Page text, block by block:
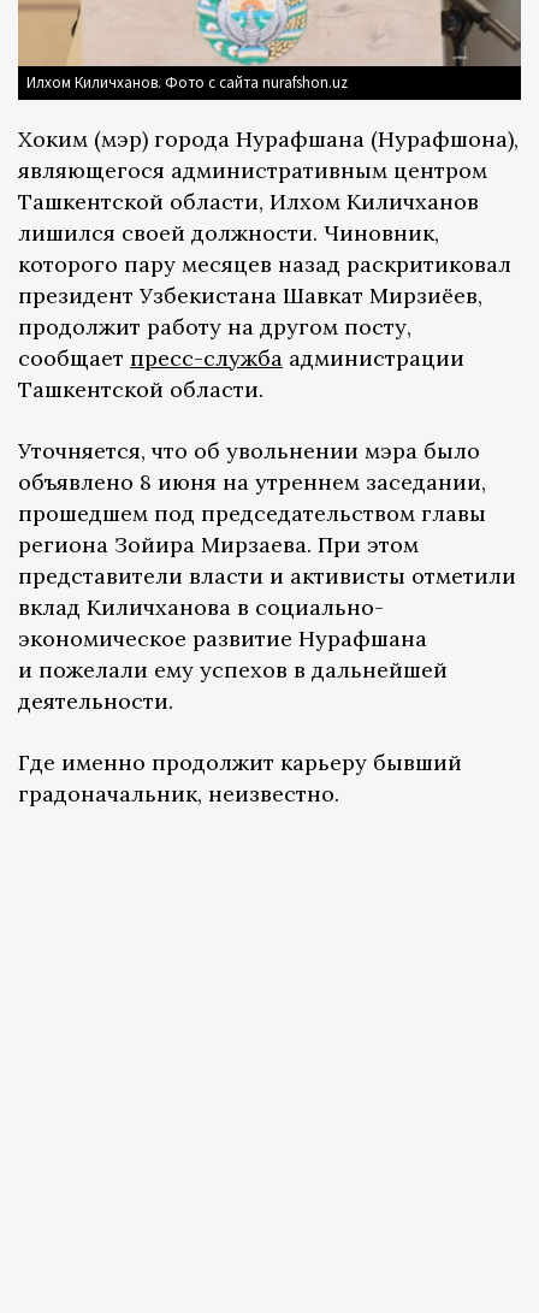
Илхом Киличханов. Фото с сайта nurafshon.uz
Хоким (мэр) города Нурафшана (Нурафшона),
являющегося административным центром
Ташкентской области, Илхом Киличханов
лишился своей должности. Чиновник,
которого пару месяцев назад раскритиковал
президент Узбекистана Шавкат Мирзиёев,
продолжит работу на другом посту,
сообщает пресс-служба администрации
Ташкентской области.
Уточняется, что об увольнении мэра было
объявлено 8 июня на утреннем заседании,
прошедшем под председательством главы
региона Зойира Мирзаева. При этом
представители власти и активисты отметили
вклад Киличханова в социально-
экономическое развитие Нурафшана
и пожелали ему успехов в дальнейшей
деятельности.
Где именно продолжит карьеру бывший
градоначальник, неизвестно.